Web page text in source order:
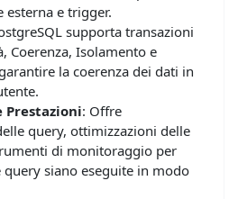
esterna e trigger.
supporta transazioni
Coerenza, Isolamento e
la coerenza dei dati in
Prestazioni: Offre
query, ottimizzazioni delle
di monitoraggio per
query siano eseguite in modo